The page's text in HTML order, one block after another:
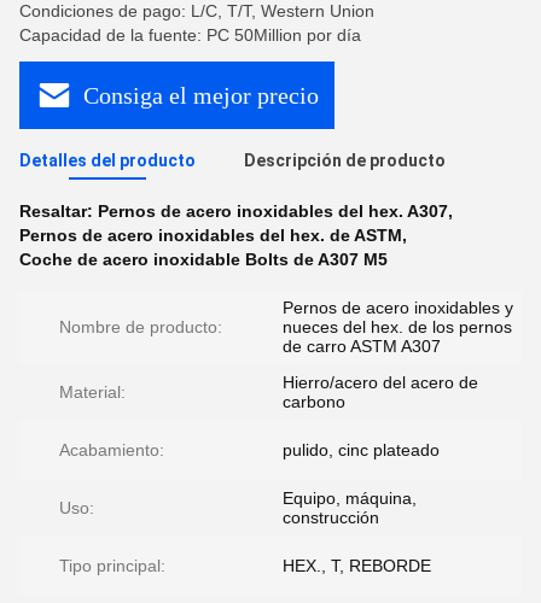
Condiciones de pago: L/C, T/T, Western Union
Capacidad de la fuente: PC 50Million por día
Consiga el mejor precio
Detalles del producto Descripción de producto
Resaltar: Pernos de acero inoxidables del hex. A307,
Pernos de acero inoxidables del hex. de ASTM,
Coche de acero inoxidable Bolts de A307 M5
Nombre de producto:
Pernos de acero inoxidables y
nueces del hex. de los pernos
de carro ASTM A307
Material:
Hierro/acero del acero de
carbono
Acabamiento: pulido, cinc plateado
Uso:
Equipo, máquina,
construcción
Tipo principal: HEX., T, REBORDE